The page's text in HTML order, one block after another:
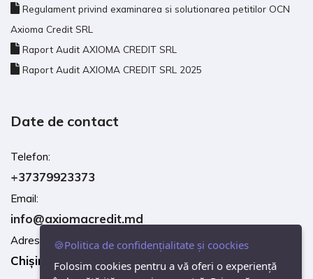
Regulament privind examinarea si solutionarea petitilor OCN
Axioma Credit SRL
Raport Audit AXIOMA CREDIT SRL
Raport Audit AXIOMA CREDIT SRL 2025
Date de contact
Telefon:
+37379923373
Email:
info@axiomacredit.md
Adresa:
Chișinău, str. Calea Ieșilor, 10B
🍪Politica de confidențialitate și coockies
Folosim cookies pentru a vă oferi o experiență